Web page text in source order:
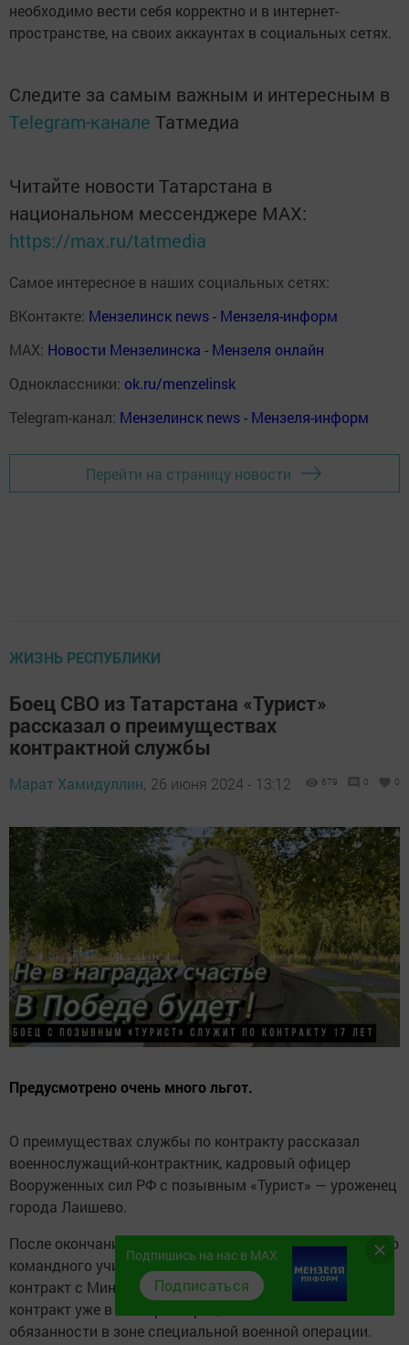
необходимо вести себя корректно и в интернет-
пространстве, на своих аккаунтах в социальных сетях.
Следите за самым важным и интересным в
Telegram-канале Татмедиа
Читайте новости Татарстана в
национальном мессенджере MАХ:
https://max.ru/tatmedia
Самое интересное в наших социальных сетях:
ВКонтакте: Мензелинск news - Мензеля-информ
MAX: Новости Мензелинска - Мензеля онлайн
Одноклассники: ok.ru/menzelinsk
Telegram-канал: Мензелинск news - Мензеля-информ
Перейти на страницу новости
ЖИЗНЬ РЕСПУБЛИКИ
Боец СВО из Татарстана «Турист»
рассказал о преимуществах
контрактной службы
Марат Хамидуллин, 26 июня 2024 - 13:12 679 0 0
Предусмотрено очень много льгот.
О преимуществах службы по контракту рассказал
военнослужащий-контрактник, кадровый офицер
Вооруженных сил РФ с позывным «Турист» — уроженец
города Лаишево.
После окончания Казанского высшего артиллерийского
командного училища татарстанец подписал первый
контракт с Минобороны еще в 2007 году. Подписав
контракт уже в четвертый раз, он исполняет свои
обязанности в зоне специальной военной операции.
Подпишись на нас в MAX
Подписаться